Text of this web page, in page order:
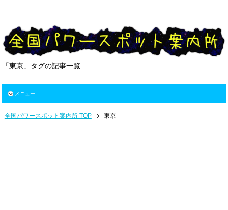
「東京」タグの記事一覧
メニュー
全国パワースポット案内所 TOP 東京